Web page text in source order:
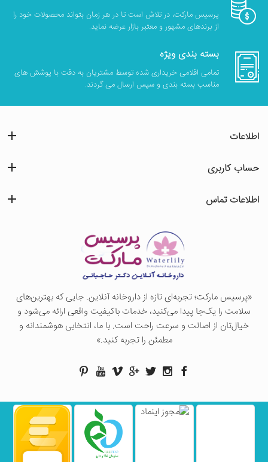
پرسیس مارکت، در تلاش است تا در هر زمان بتواند محصولات خود را
از برندهای مشهور و معتبر بازار عرضه نماید.
بسته بندی ویژه
تمامی اقلامی خریداری شده توسط مشتریان به دقت با پوشش های
مناسب بسته بندی و سپس ارسال می گردند.
«پرسيس ماركت؛ تجربه‌ای تازه از داروخانه آنلاین. جایی که بهترین‌های
سلامت را یک‌جا پیدا می‌کنید، خدمات باکیفیت واقعی ارائه می‌شود و
خیال‌تان از اصالت و سرعت راحت است. با ما، انتخابی هوشمندانه و
مطمئن را تجربه کنید.»
اطلاعات
حساب کاربری
اطلاعات تماس